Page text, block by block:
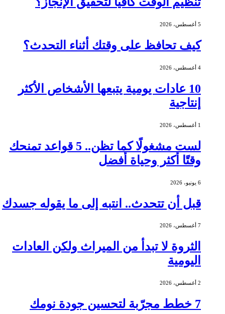
5 أغسطس، 2026
كيف تحافظ على وقتك أثناء التحدث؟
4 أغسطس، 2026
10 عادات يومية يتبعها الأشخاص الأكثر
إنتاجية
1 أغسطس، 2026
لست مشغولًا كما تظن.. 5 قواعد تمنحك
وقتًا أكثر وحياة أفضل
6 يونيو، 2026
قبل أن تتحدث.. انتبه إلى ما يقوله جسدك
7 أغسطس، 2026
الثروة لا تبدأ من الميراث ولكن العادات
اليومية
2 أغسطس، 2026
7 خطط مجرّبة لتحسين جودة نومك